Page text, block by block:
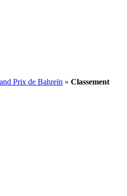
Prix de Bahreïn » Classement